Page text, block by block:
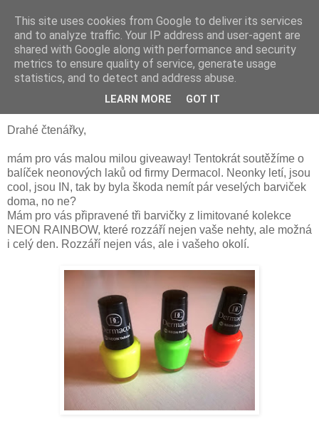
Something Sometimes
úterý 8. července 2014
Giveaway - neonky od Dermacol
Drahé čtenářky,
mám pro vás malou milou giveaway! Tentokrát soutěžíme o
balíček neonových laků od firmy Dermacol. Neonky letí, jsou
cool, jsou IN, tak by byla škoda nemít pár veselých barviček
doma, no ne?
Mám pro vás připravené tři barvičky z limitované kolekce
NEON RAINBOW, které rozzáří nejen vaše nehty, ale možná
i celý den. Rozzáří nejen vás, ale i vašeho okolí.
This site uses cookies from Google to deliver its services
and to analyze traffic. Your IP address and user-agent are
shared with Google along with performance and security
metrics to ensure quality of service, generate usage
statistics, and to detect and address abuse.
LEARN MORE GOT IT